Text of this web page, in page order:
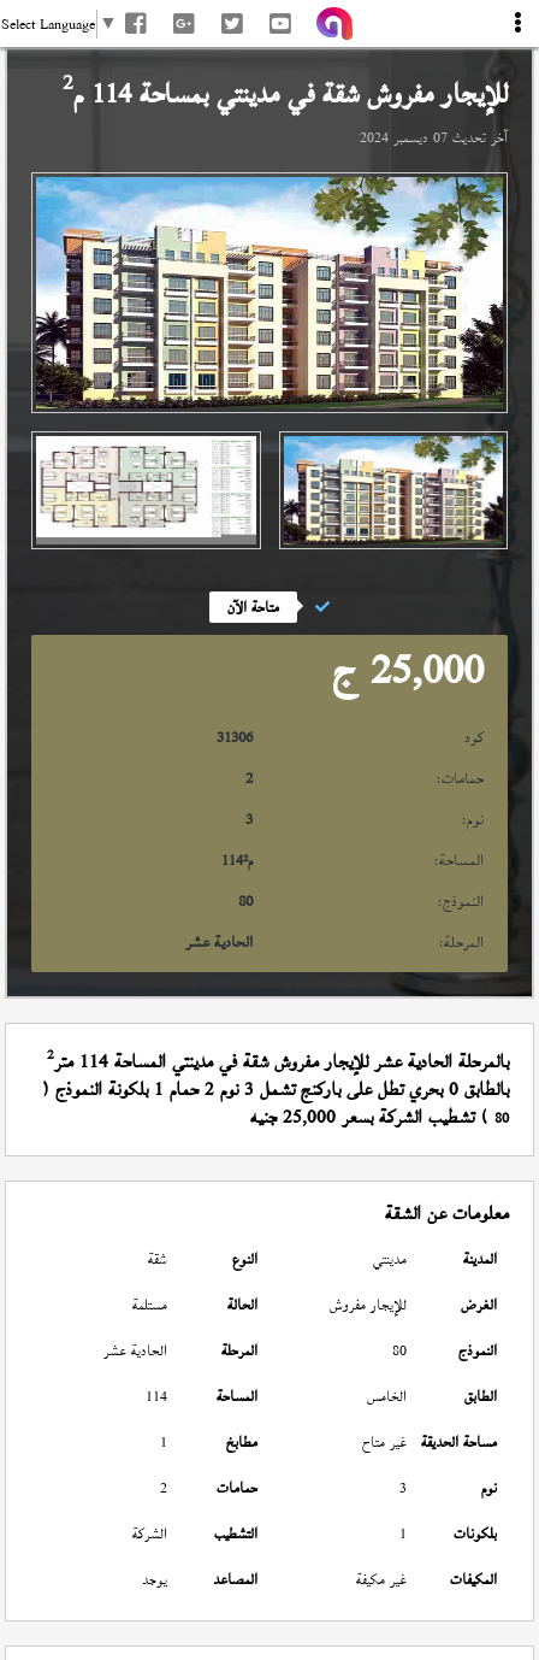
Select Language ▼
للإيجار مفروش شقة فيمدينتيبمساحة 114 م 2
آخر تحديث07 ديسمبر 2024
متاحة الآن
25,000 ج
كود
31306
حمامات:
2
نوم:
3
المساحة:
114م²
النموذج:
80
المرحلة:
الحادية عشر
بالمرحلة الحادية عشر للإيجار مفروش شقة في مدينتي المساحة 114 متر 2
بالطابق 0 بحري تطل على باركنج تشمل 3 نوم 2 حمام 1 بلكونة النموذج (
80 ) تشطيب الشركة بسعر 25,000 جنيه
معلومات عن الشقة
المدينة مدينتي النوع
شقة
الغرض
للإيجار مفروش الحالة
مستلمة
النموذج
80 المرحلة
الحادية عشر
الطابق
الخامس المساحة
114
مساحة الحديقة غير متاح مطابخ
1
نوم
3 حمامات
2
بلكونات
1 التشطيب
الشركة
المكيفات
غير مكيفة المصاعد يوجد